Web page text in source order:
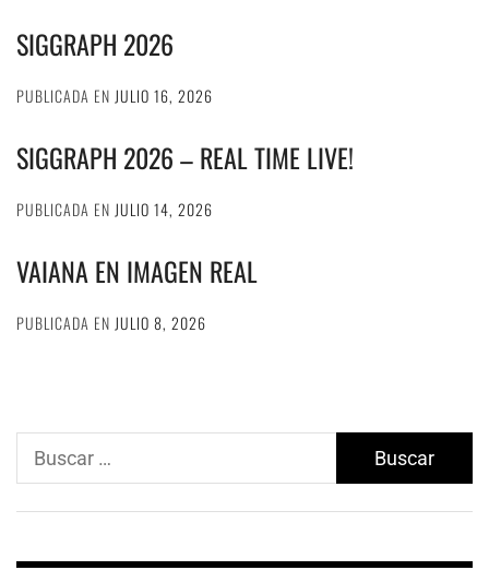
SIGGRAPH 2026
PUBLICADA EN JULIO 16, 2026
SIGGRAPH 2026 – REAL TIME LIVE!
PUBLICADA EN JULIO 14, 2026
VAIANA EN IMAGEN REAL
PUBLICADA EN JULIO 8, 2026
Buscar: